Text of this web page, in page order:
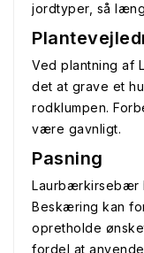
jordtyper, så
Ved plantning af
det at grave et
rodklumpen.
være gavnligt.
Pasning
Laurbærkirsebær
Beskæring kan
opretholde
fordel at